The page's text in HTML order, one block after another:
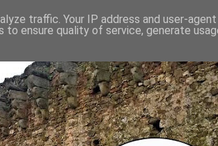
traffic. Your IP address and user-agent
ensure quality of service, generate